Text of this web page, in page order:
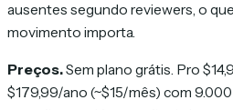
ausentes segundo reviewers, o
movimento importa.
Preços.Sem plano grátis. Pro
$179,99/ano (~$15/mês) com